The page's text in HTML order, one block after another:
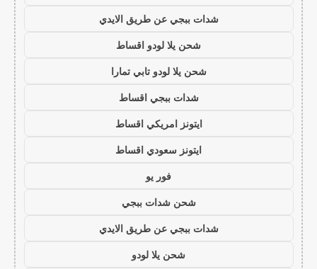
شدات ببجي عن طريق الايدي
شحن يلا لودو اقساط
شحن يلا لودو تابي تمارا
شدات ببجي اقساط
ايتونز امريكي اقساط
ايتونز سعودي اقساط
فور يو
شحن شدات ببجي
شدات ببجي عن طريق الايدي
شحن يلا لودو